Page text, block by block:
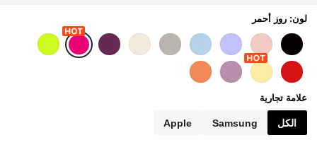
لون: روز أحمر
علامة تجارية
الكل Samsung
Apple